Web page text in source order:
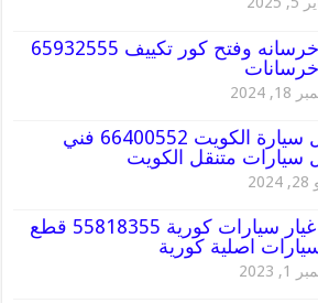
قص خرسانه وفتح كور تكييف 65932555
2024
تظليل سيارة الكويت 66400552 فني
سيارات متنقل الكويت
قطع غيار سيارات كورية 55818355 قطع
اصلية كورية
2023